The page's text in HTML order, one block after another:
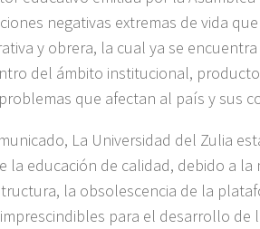
negativas extremas de vida
y obrera, la cual ya se
del ámbito institucional,
que afectan al país y sus
La Universidad del Zulia
la educación de calidad, debido a
la obsolescencia de la
para el desarrollo de